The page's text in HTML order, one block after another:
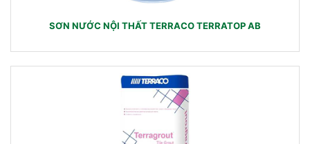
SƠN NƯỚC NỘI THẤT TERRACO TERRATOP AB